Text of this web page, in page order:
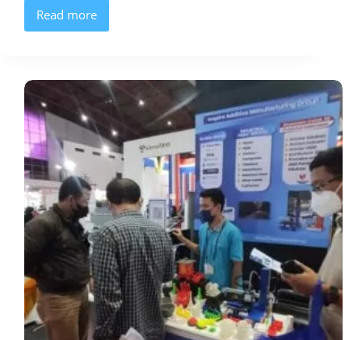
Read more
Pelatihan
Merakit
printing:
Mendorong
Kemajuan
Teknologi
dan
Pekerjaan
Baru